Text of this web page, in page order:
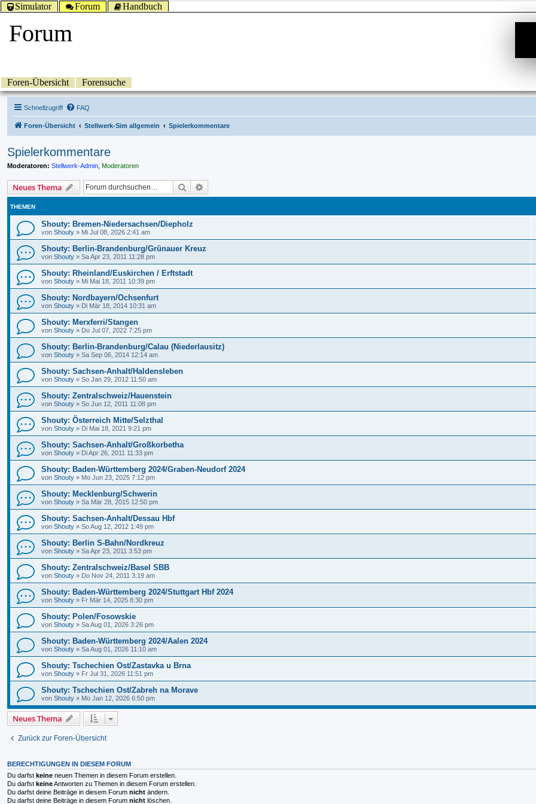
Simulator Forum Handbuch
Forum
Foren-Übersicht Forensuche
Schnellzugriff FAQ
Foren-Übersicht Stellwerk-Sim allgemein Spielerkommentare
Spielerkommentare
Moderatoren: Stellwerk-Admin Moderatoren
Neues Thema Suche
THEMEN
Shouty: Bremen-Niedersachsen/Diepholz
von Shouty » Mi Jul 08, 2026 2:41 am
Shouty: Berlin-Brandenburg/Grünauer Kreuz
von Shouty » Sa Apr 23, 2011 11:28 pm
Shouty: Rheinland/Euskirchen / Erftstadt
von Shouty » Mi Mai 18, 2011 10:39 pm
Shouty: Nordbayern/Ochsenfurt
von Shouty » Di Mär 18, 2014 10:31 am
Shouty: Merxferri/Stangen
von Shouty » Do Jul 07, 2022 7:25 pm
Shouty: Berlin-Brandenburg/Calau (Niederlausitz)
von Shouty » Sa Sep 06, 2014 12:14 am
Shouty: Sachsen-Anhalt/Haldensleben
von Shouty » So Jan 29, 2012 11:50 am
Shouty: Zentralschweiz/Hauenstein
von Shouty » So Jun 12, 2011 11:08 pm
Shouty: Österreich Mitte/Selzthal
von Shouty » Di Mai 18, 2021 9:21 pm
Shouty: Sachsen-Anhalt/Großkorbetha
von Shouty » Di Apr 26, 2011 11:33 pm
Shouty: Baden-Württemberg 2024/Graben-Neudorf 2024
von Shouty » Mo Jun 23, 2025 7:12 pm
Shouty: Mecklenburg/Schwerin
von Shouty » Sa Mär 28, 2015 12:50 pm
Shouty: Sachsen-Anhalt/Dessau Hbf
von Shouty » So Aug 12, 2012 1:49 pm
Shouty: Berlin S-Bahn/Nordkreuz
von Shouty » Sa Apr 23, 2011 3:53 pm
Shouty: Zentralschweiz/Basel SBB
von Shouty » Do Nov 24, 2011 3:19 am
Shouty: Baden-Württemberg 2024/Stuttgart Hbf 2024
von Shouty » Fr Mär 14, 2025 8:30 pm
Shouty: Polen/Fosowskie
von Shouty » Sa Aug 01, 2026 3:26 pm
Shouty: Baden-Württemberg 2024/Aalen 2024
von Shouty » Sa Aug 01, 2026 11:10 am
Shouty: Tschechien Ost/Zastavka u Brna
von Shouty » Fr Jul 31, 2026 11:51 pm
Shouty: Tschechien Ost/Zabreh na Morave
von Shouty » Mo Jan 12, 2026 6:50 pm
Neues Thema
Zurück zur Foren-Übersicht
BERECHTIGUNGEN IN DIESEM FORUM
Du darfst keine neuen Themen in diesem Forum erstellen.
Du darfst keineAntworten zu Themen in diesem Forum erstellen.
Du darfst deine Beiträge in diesem Forum nicht ändern.
Du darfst deine Beiträge in diesem Forum nicht löschen.